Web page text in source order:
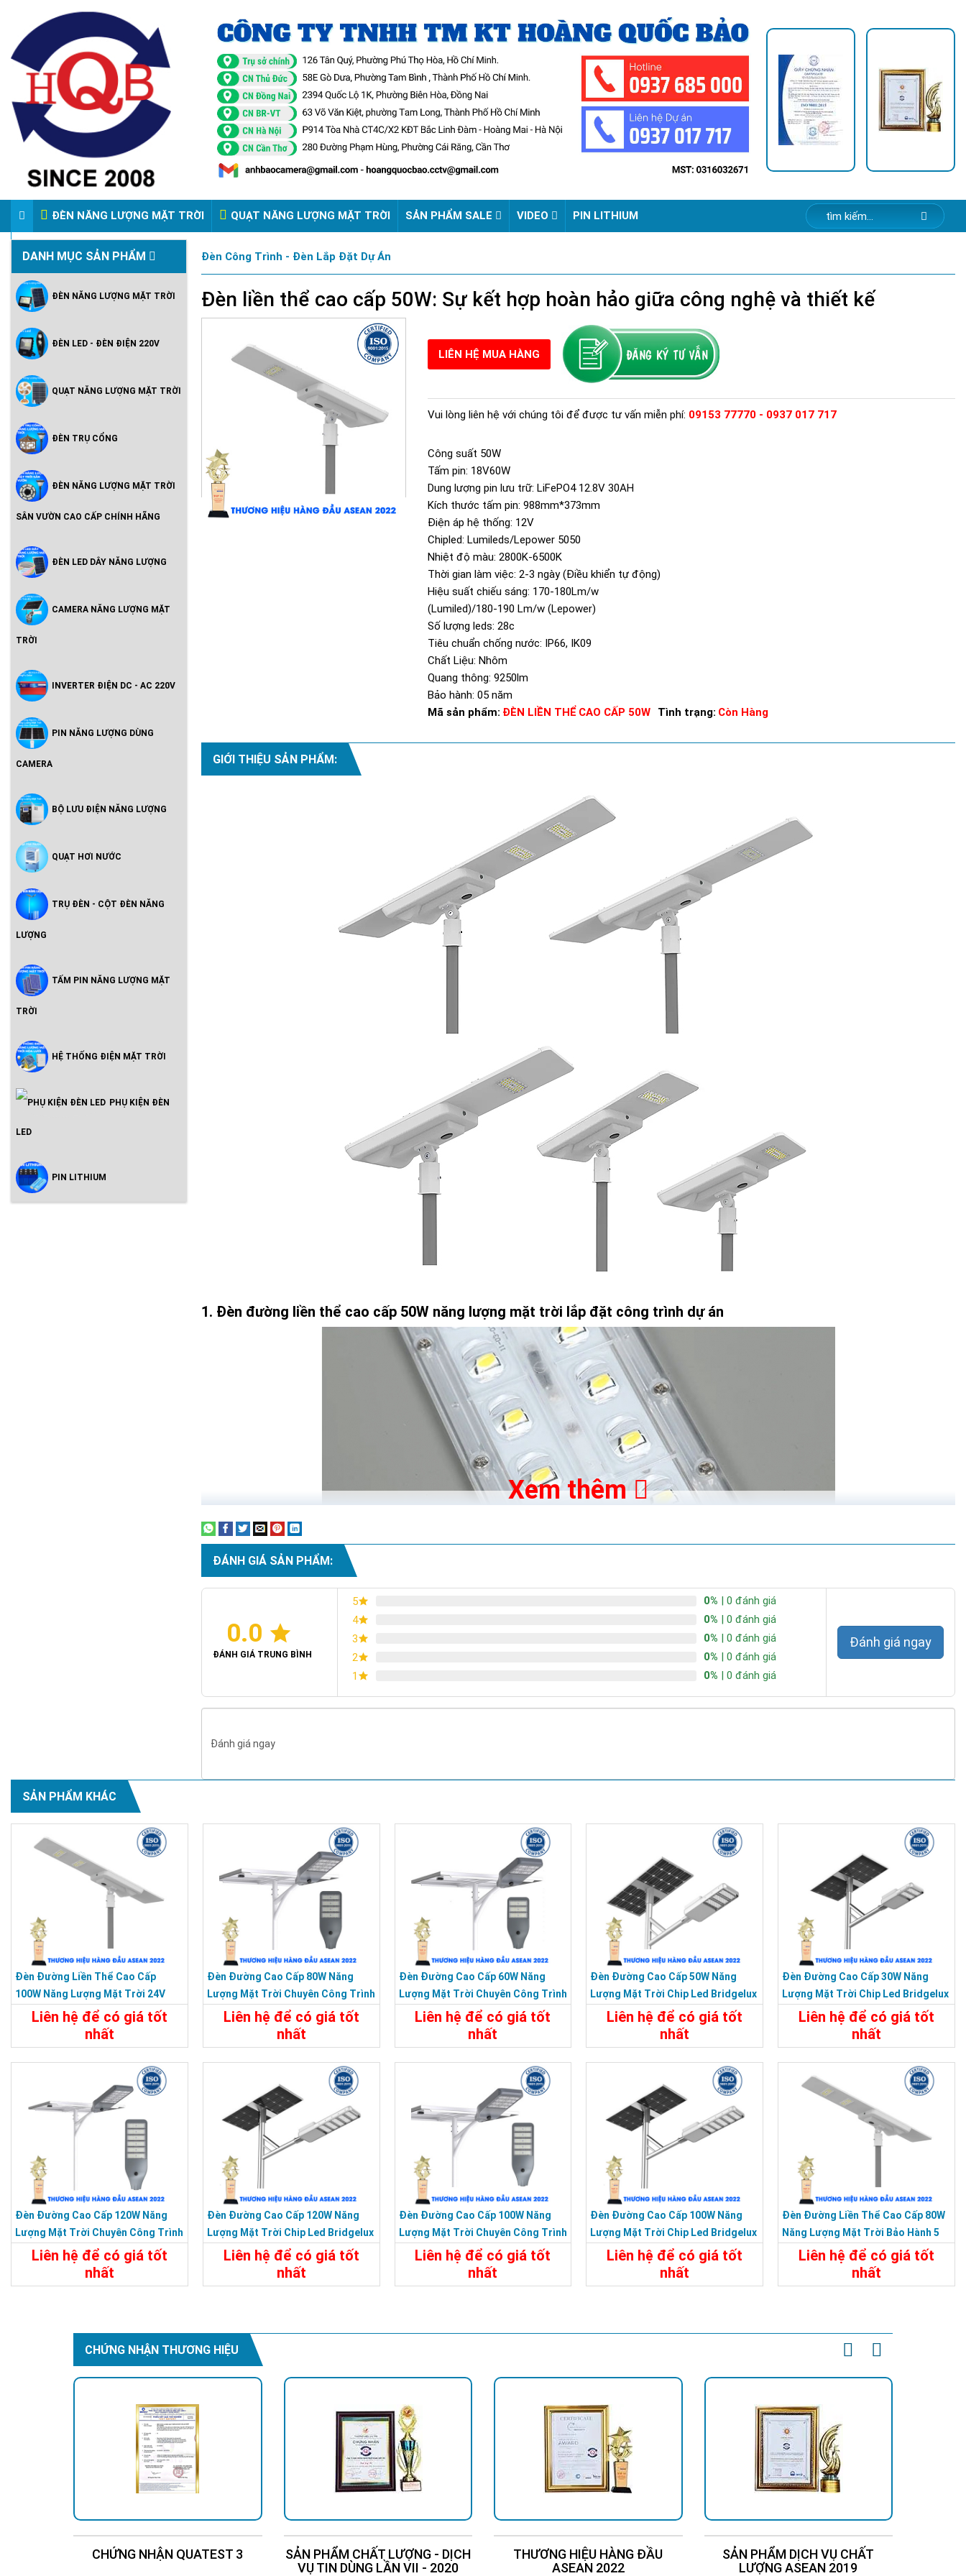
ĐÈN NĂNG LƯỢNG MẶT TRỜI QUẠT NĂNG LƯỢNG MẶT TRỜI SẢN PHẨM SALE VIDEO PIN LITHIUM
VIDEO ĐÈN PHA ĐIỆN 220V
DANH MỤC SẢN PHẨM
ĐÈN NĂNG LƯỢNG MẶT TRỜI
Vườn Cao Cấp Chính Hãng
ĐÈN LED - ĐÈN ĐIỆN 220V
Hoàng Quốc Bảo - Độ Sáng Cao,
QUẠT NĂNG LƯỢNG MẶT TRỜI
ĐÈN TRỤ CỔNG
ĐÈN NĂNG LƯỢNG MẶT TRỜI
SÂN VƯỜN CAO CẤP CHÍNH HÃNG
ĐÈN LED DÂY NĂNG LƯỢNG
CAMERA NĂNG LƯỢNG MẶT
TRỜI
INVERTER ĐIỆN DC - AC 220V
PIN NĂNG LƯỢNG DÙNG
CAMERA
BỘ LƯU ĐIỆN NĂNG LƯỢNG
QUẠT HƠI NƯỚC
TRỤ ĐÈN - CỘT ĐÈN NĂNG
LƯỢNG
TẤM PIN NĂNG LƯỢNG MẶT
TRỜI
HỆ THỐNG ĐIỆN MẶT TRỜI
Inveter Hòa Lưới Có Lưu Trữ -
PHỤ KIỆN ĐÈN
LED
PIN LITHIUM
Đèn Công Trình - Đèn Lắp Đặt Dự Án
Đèn liền thể cao cấp 50W: Sự kết hợp hoàn hảo giữa công nghệ và thiết kế
LIÊN HỆ MUA HÀNG
Vui lòng liên hệ với chúng tôi để được tư vấn miễn phí: 09153 77770 - 0937 017 717
Công suất 50W
Tấm pin: 18V60W
Dung lượng pin lưu trữ: LiFePO4 12.8V 30AH
Kích thước tấm pin: 988mm*373mm
Điện áp hệ thống: 12V
Chipled: Lumileds/Lepower 5050
Nhiệt độ màu: 2800K-6500K
Thời gian làm việc: 2-3 ngày (Điều khiển tự động)
Hiệu suất chiếu sáng: 170-180Lm/w
(Lumiled)/180-190 Lm/w (Lepower)
Số lượng leds: 28c
Tiêu chuẩn chống nước: IP66, IK09
Chất Liệu: Nhôm
Quang thông: 9250lm
Bảo hành: 05 năm
Mã sản phẩm: ĐÈN LIỀN THỂ CAO CẤP 50W Tình trạng: Còn Hàng
GIỚI THIỆU SẢN PHẨM:
Đèn đường liền thể cao cấp 50W năng lượng mặt trời lắp đặt công trình dự án
Chipled: Lumileds/Lepower 5050
Nhiệt độ màu: 2800K-6500K
Hiệu suất chiếu sáng: 170-180Lm/w
Số lượng leds: 28c
Xem thêm
ĐÁNH GIÁ SẢN PHẨM:
0.0
ĐÁNH GIÁ TRUNG BÌNH
5 0% | 0 đánh giá
4
0% | 0 đánh giá
3
0% | 0 đánh giá
2
0% | 0 đánh giá
1
0% | 0 đánh giá
Đánh giá ngay
Đánh giá ngay
SẢN PHẨM KHÁC
Đèn Đường Liền Thể Cao Cấp
100W Năng Lượng Mặt Trời 24V
Bảo Hành 5 Năm
Liên hệ để có giá tốt
nhất
Đèn Đường Cao Cấp 80W Năng
Lượng Mặt Trời Chuyên Công Trình
Dự ÁnLiên hệ để có giá tốt
nhất
Đèn Đường Cao Cấp 60W Năng
Lượng Mặt Trời Chuyên Công Trình
Dự ÁnLiên hệ để có giá tốt
nhất
Đèn Đường Cao Cấp 50W Năng
Lượng Mặt Trời Chip Led Bridgelux
Siêu Sáng
Liên hệ để có giá tốt
nhất
Đèn Đường Cao Cấp 30W Năng
Lượng Mặt Trời Chip Led Bridgelux
Siêu Sáng
Liên hệ để có giá tốt
nhất
Đèn Đường Cao Cấp 120W Năng
Lượng Mặt Trời Chuyên Công Trình
Dự ÁnLiên hệ để có giá tốt
nhất
Đèn Đường Cao Cấp 120W Năng
Lượng Mặt Trời Chip Led Bridgelux
Siêu Sáng
Liên hệ để có giá tốt
nhất
Đèn Đường Cao Cấp 100W Năng
Lượng Mặt Trời Chuyên Công Trình
Dự ÁnLiên hệ để có giá tốt
nhất
Đèn Đường Cao Cấp 100W Năng
Lượng Mặt Trời Chip Led Bridgelux
Siêu Sáng
Liên hệ để có giá tốt
nhất
Đèn Đường Liền Thể Cao Cấp 80W
Năng Lượng Mặt Trời Bảo Hành 5
NămLiên hệ để có giá tốt
nhất
CHỨNG NHẬN THƯƠNG HIỆU
CHỨNG NHẬN QUATEST 3
SẢN PHẨM CHẤT LƯỢNG - DỊCH
VỤ TIN DÙNG LẦN VII - 2020
THƯƠNG HIỆU HÀNG ĐẦU
ASEAN 2022
SẢN PHẨM DỊCH VỤ CHẤT
LƯỢNG ASEAN 2019